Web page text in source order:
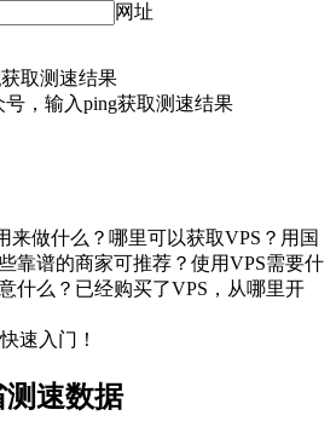
网址
取测速结果
来做什么？哪里可以获取VPS？用国
靠谱的商家可推荐？使用VPS需要什
什么？已经购买了VPS，从哪里开
速入门！
测速数据